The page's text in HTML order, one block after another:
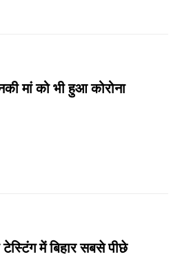
मां को भी हुआ कोरोना
में बिहार सबसे पीछे